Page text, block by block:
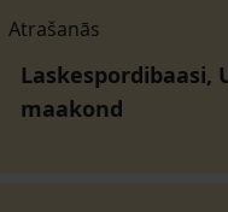
Atrašanās
Laskespordibaasi,
maakond